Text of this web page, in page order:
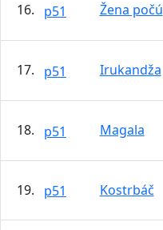
16. p51
17. p51 Irukandža
18. p51 Magala
19. p51 Kostrbáč